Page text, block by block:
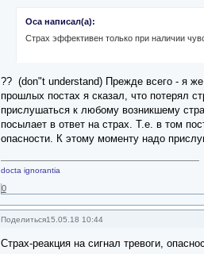
Оса написал(а):
Страх эффективен только при наличии
?? (don"t understand) Прежде всего - я
прошлых постах я сказал, что потерял
прислушаться к любому возникшему
посылает в ответ на страх. Т.е. в том
опасности. К этому моменту надо
docta ignorantia
0
Поделиться15.05.18 10:44
Страх-реакция на сигнал тревоги,